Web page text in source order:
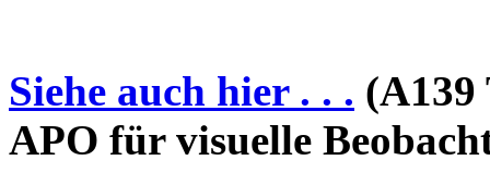
Siehe auch hier . . . (A139
APO für visuelle